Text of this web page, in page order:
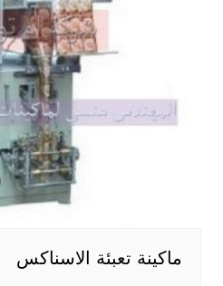
ماكينة تعبئة الاسناكس